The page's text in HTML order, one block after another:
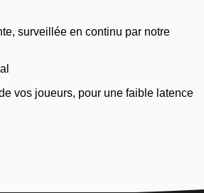
surveillée en continu par notre
vos joueurs, pour une faible latence